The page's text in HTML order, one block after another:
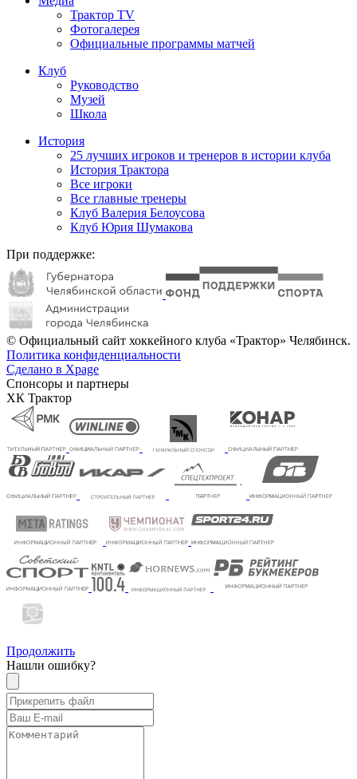
Трактор TV
Фотогалерея
Официальные программы матчей
Клуб
Руководство
Музей
Школа
История
25 лучших игроков и тренеров в истории клуба
История Трактора
Все игроки
Все главные тренеры
Клуб Валерия Белоусова
Клуб Юрия Шумакова
При поддержке:
© Официальный сайт хоккейного клуба «Трактор» Челябинск.
Политика конфиденциальности
Сделано в Xpage
Спонсоры и партнеры
ХК Трактор
Продолжить
Нашли ошибку?